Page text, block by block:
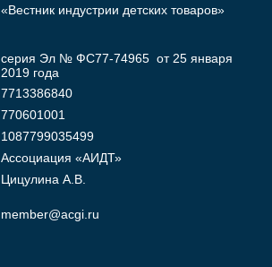
«Вестник индустрии детских товаров»
серия Эл № ФС77-74965 от 25 января
2019 года
7713386840
770601001
1087799035499
Ассоциация «АИДТ»
Цицулина А.В.
member@acgi.ru